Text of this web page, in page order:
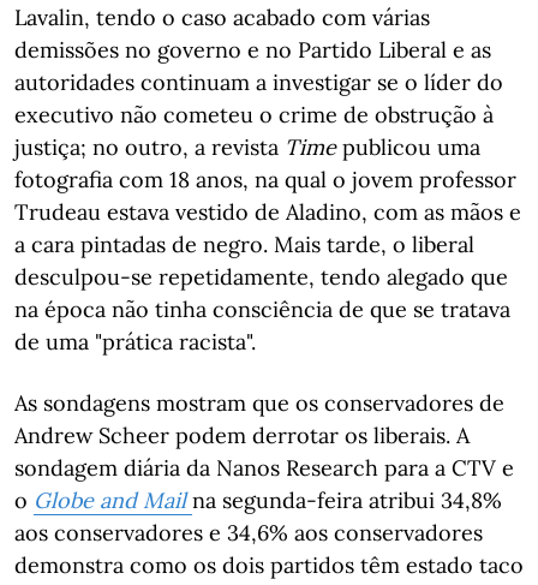
Lavalin, tendo o caso acabado com várias
demissões no governo e no Partido Liberal e as
autoridades continuam a investigar se o líder do
executivo não cometeu o crime de obstrução à
justiça; no outro, a revista Timepublicou uma
fotografia com 18 anos, na qual o jovem professor
Trudeau estava vestido de Aladino, com as mãos e
a cara pintadas de negro. Mais tarde, o liberal
desculpou-se repetidamente, tendo alegado que
na época não tinha consciência de que se tratava
de uma "prática racista".
As sondagens mostram que os conservadores de
Andrew Scheer podem derrotar os liberais. A
sondagem diária da Nanos Research para a CTV e
o Globe and Mail na segunda-feira atribui 34,8%
aos conservadores e 34,6% aos conservadores
demonstra como os dois partidos têm estado taco